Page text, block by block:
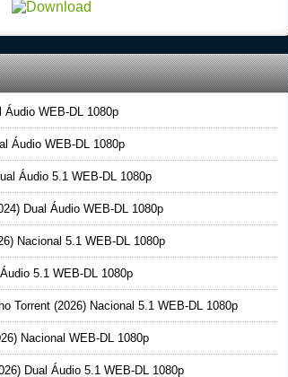
Áudio WEB-DL 1080p
Áudio WEB-DL 1080p
Áudio 5.1 WEB-DL 1080p
Dual Áudio WEB-DL 1080p
Nacional 5.1 WEB-DL 1080p
5.1 WEB-DL 1080p
Torrent (2026) Nacional 5.1 WEB-DL 1080p
Nacional WEB-DL 1080p
Dual Áudio 5.1 WEB-DL 1080p